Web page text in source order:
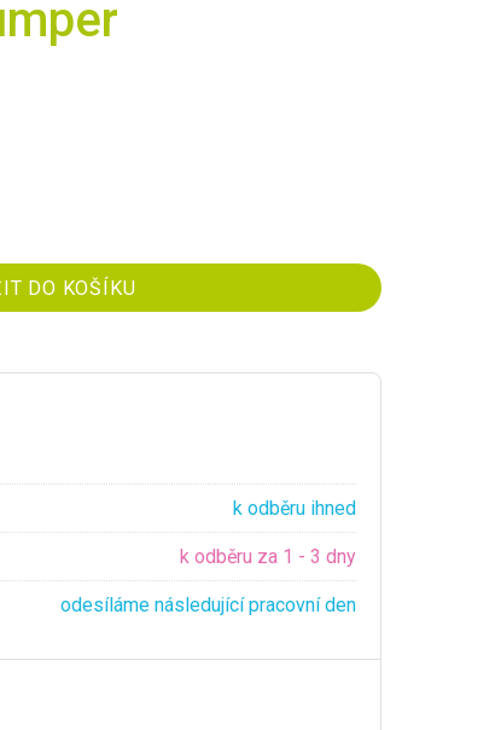
k odběru ihned
k odběru za 1 - 3 dny
odesíláme následující pracovní den